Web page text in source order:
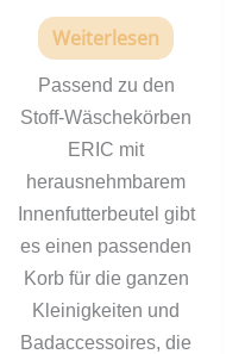
Weiterlesen
Passend zu den
Stoff-Wäschekörben
ERIC mit
herausnehmbarem
Innenfutterbeutel gibt
es einen passenden
Korb für die ganzen
Kleinigkeiten und
Badaccessoires, die